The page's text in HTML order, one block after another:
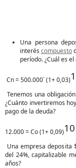
Una persona
interéscompuesto
período. ¿Cuál es
Cn = 500.000´ (1+ 0,03)
Tenemos una
¿Cuánto invertiremos
pago de la deuda?
12.000 = Co (1+ 0,09)10
Una empresa deposita
del 24%, capitalizable
años?